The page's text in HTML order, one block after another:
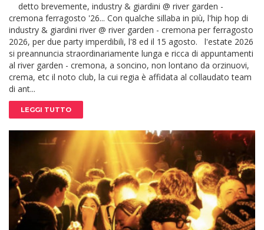
detto brevemente, industry & giardini @ river garden -
cremona ferragosto '26... Con qualche sillaba in più, l'hip hop di
industry & giardini river @ river garden - cremona per ferragosto
2026, per due party imperdibili, l'8 ed il 15 agosto. l'estate 2026
si preannuncia straordinariamente lunga e ricca di appuntamenti
al river garden - cremona, a soncino, non lontano da orzinuovi,
crema, etc il noto club, la cui regia è affidata al collaudato team
di ant...
LEGGI TUTTO